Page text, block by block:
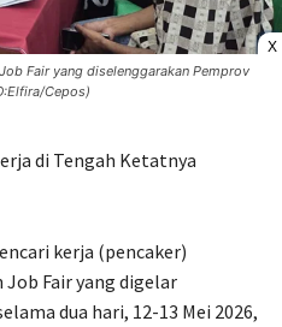
X
Fair yang diselenggarakan Pemprov
Cepos)
di Tengah Ketatnya
kerja (pencaker)
Fair yang digelar
dua hari, 12-13 Mei 2026,